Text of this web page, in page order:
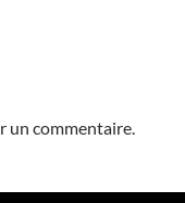
un commentaire.